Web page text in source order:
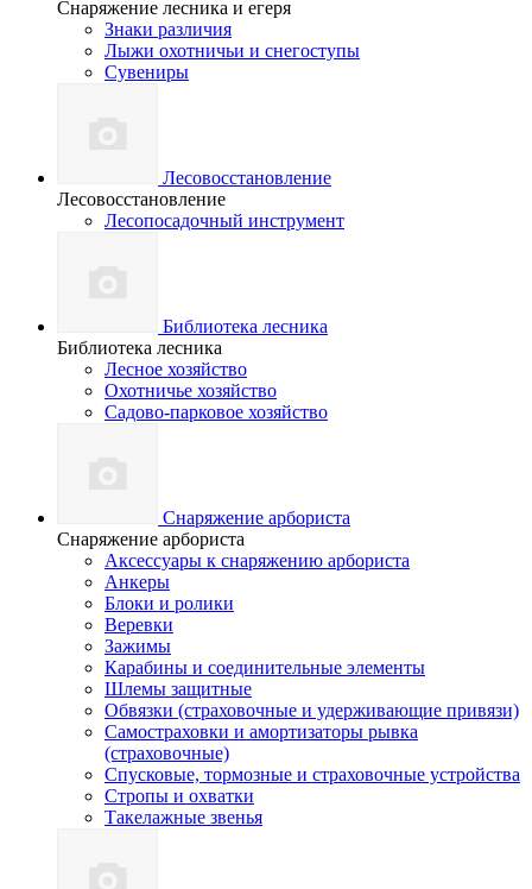
Снаряжение лесника и егеря
Знаки различия
Лыжи охотничьи и снегоступы
Сувениры
Лесовосстановление
Лесовосстановление
Лесопосадочный инструмент
Библиотека лесника
Библиотека лесника
Лесное хозяйство
Охотничье хозяйство
Садово-парковое хозяйство
Снаряжение арбориста
Снаряжение арбориста
Аксессуары к снаряжению арбориста
Анкеры
Блоки и ролики
Веревки
Зажимы
Карабины и соединительные элементы
Шлемы защитные
Обвязки (страховочные и удерживающие привязи)
Самостраховки и амортизаторы рывка
(страховочные)
Спусковые, тормозные и страховочные устройства
Стропы и охватки
Такелажные звенья